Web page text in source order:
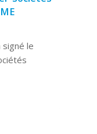
signé le